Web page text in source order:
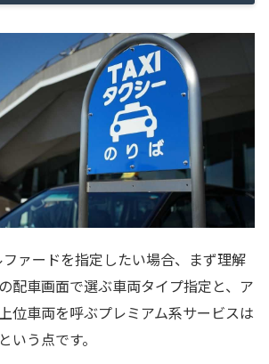
ァードを指定したい場合、まず理解
配車画面で選ぶ車両タイプ指定と、ア
位車両を呼ぶプレミアム系サービスは
いう点です。